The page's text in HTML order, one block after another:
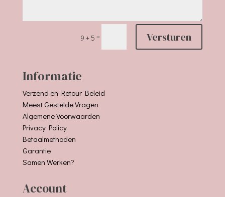
9 + 5 = Versturen
Informatie
Verzend en Retour Beleid
Meest Gestelde Vragen
Algemene Voorwaarden
Privacy Policy
Betaalmethoden
Garantie
Samen Werken?
Account